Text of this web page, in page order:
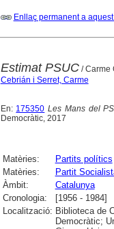
Enllaç permanent a
Estimat PSUC/ Carme
Cebrián i Serret, Carme
En: 175350 Les Mans del
Democràtic, 2017
Matèries: Partits polítics
Matèries:
Partit
Àmbit:
Catalunya
Cronologia:
[1956 - 1984]
Localització: Biblioteca de
Democràtic;